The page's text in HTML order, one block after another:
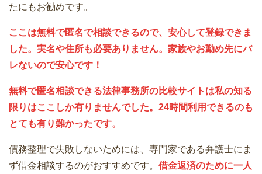
たにもお勧めです。
ここは無料で匿名で相談できるので、安心して登録できま
した。実名や住所も必要ありません。家族やお勤め先にバ
レないので安心です！
無料で匿名相談できる法律事務所の比較サイトは私の知る
限りはここしか有りませんでした。24時間利用できるのも
とても有り難かったです。
債務整理で失敗しないためには、専門家である弁護士にま
ず借金相談するのがおすすめです。 借金返済のために一人